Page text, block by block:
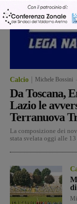
Calcio Michele Bossini
Da Toscana,
Lazio le
Terranuova
La composizione dei
stata svelata oggi alle 13